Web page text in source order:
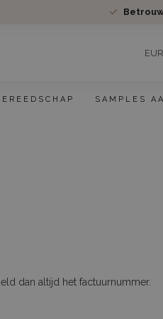
EUR
SAMPLES
dan altijd het factuurnummer.